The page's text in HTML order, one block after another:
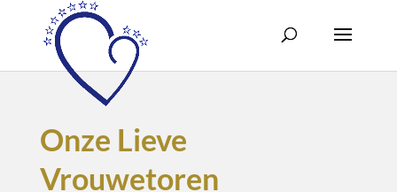
Onze Lieve
Vrouwetoren